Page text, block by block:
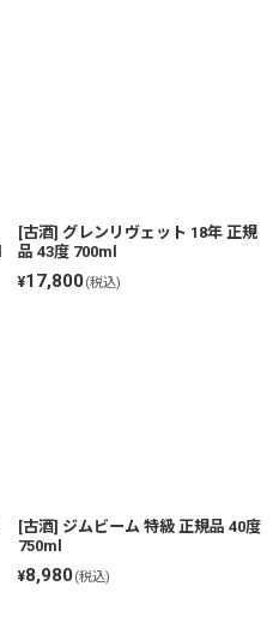
[古酒] グレンリヴェット 18年 正規
品 43度 700ml
¥17,800(税込)
[古酒] ジムビーム 特級 正規品 40度
750ml
¥8,980(税込)